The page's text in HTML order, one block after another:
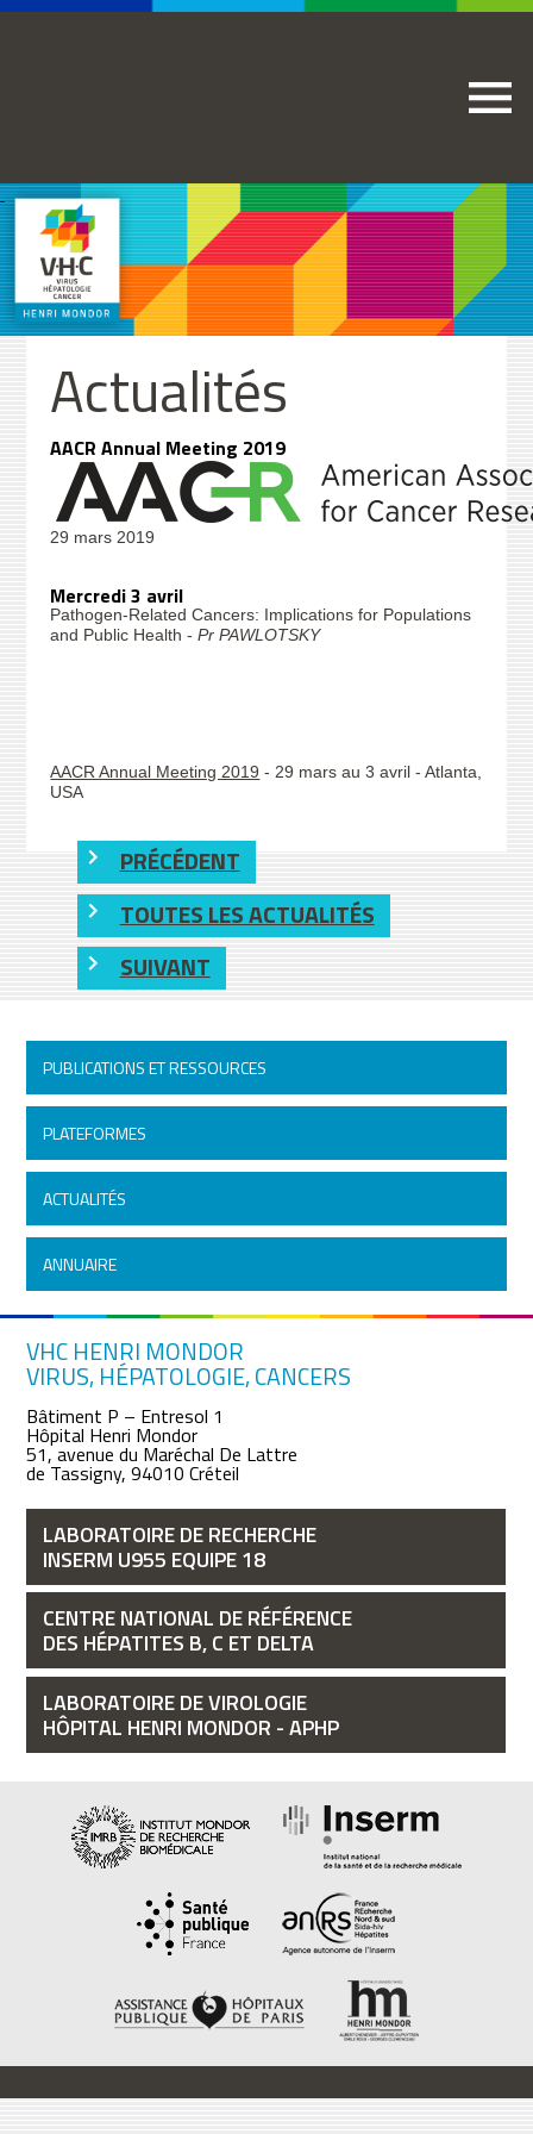
Actualités
AACR Annual Meeting 2019
29 mars 2019
Mercredi 3 avril
Pathogen-Related Cancers: Implications for Populations
and Public Health -Pr PAWLOTSKY
AACR Annual Meeting 2019 - 29 mars au 3 avril - Atlanta,
USA
PRÉCÉDENT
TOUTES LES ACTUALITÉS
SUIVANT
PUBLICATIONS ET RESSOURCES
PLATEFORMES
ACTUALITÉS
ANNUAIRE
VHC HENRI MONDOR
VIRUS, HÉPATOLOGIE, CANCERS
Bâtiment P – Entresol 1
Hôpital Henri Mondor
51, avenue du Maréchal De Lattre
de Tassigny, 94010 Créteil
LABORATOIRE DE RECHERCHE
INSERM U955 EQUIPE 18
CENTRE NATIONAL DE RÉFÉRENCE
DES HÉPATITES B, C ET DELTA
LABORATOIRE DE VIROLOGIE
HÔPITAL HENRI MONDOR - APHP